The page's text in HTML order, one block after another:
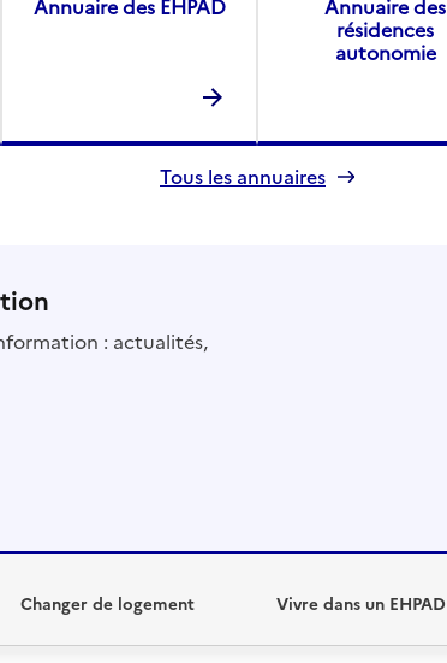
Annuaire des EHPAD
Annuaire des
résidences
autonomie
Tous les annuaires
: actualités,
Changer de logement Vivre dans un EHPAD